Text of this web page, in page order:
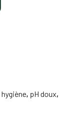
hygiène, pH doux,